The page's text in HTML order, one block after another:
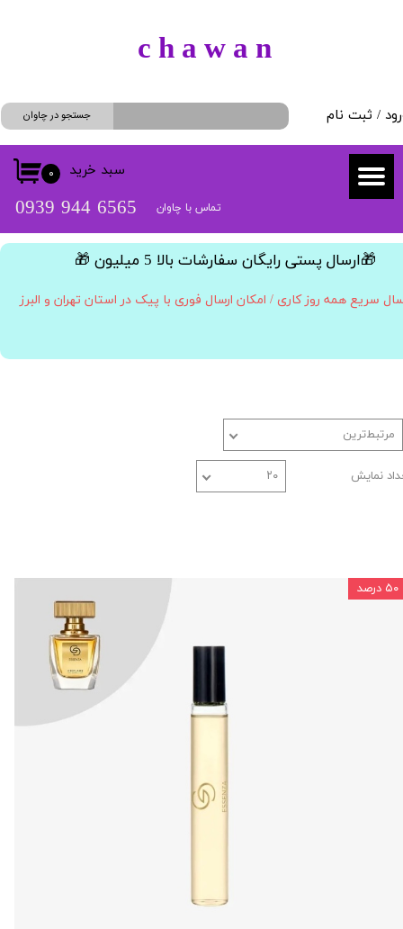
/ ثبت نام
سفارشات
خروج از حساب کاربری
جستجو در چاوان
​​6565 944 0939 تماس با چاوان
۰ سبد خرید
​c h a w a n
​🎁ارسال پستی رایگان سفارشات بالا 5 میلیون 🎁​​​​​​​
سریع همه روز کاری / امکان ارسال فوری با پیک در استان تهران و البرز
مرتبط‌ترین
نمایش ۲۰
۵۰ درصد